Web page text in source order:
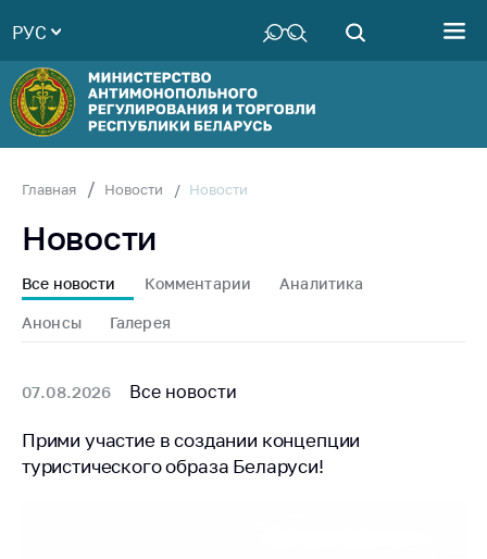
Руководство
Структура
Министерства
Территориальные
Законодательство
Антикоррупционная
деятельность
совет
Соискателям
Награждения
РУС
Главная Новости Новости
Новости
Все новости Комментарии Аналитика
Анонсы Галерея
07.08.2026 Все новости
Прими участие в создании концепции
туристического образа Беларуси!